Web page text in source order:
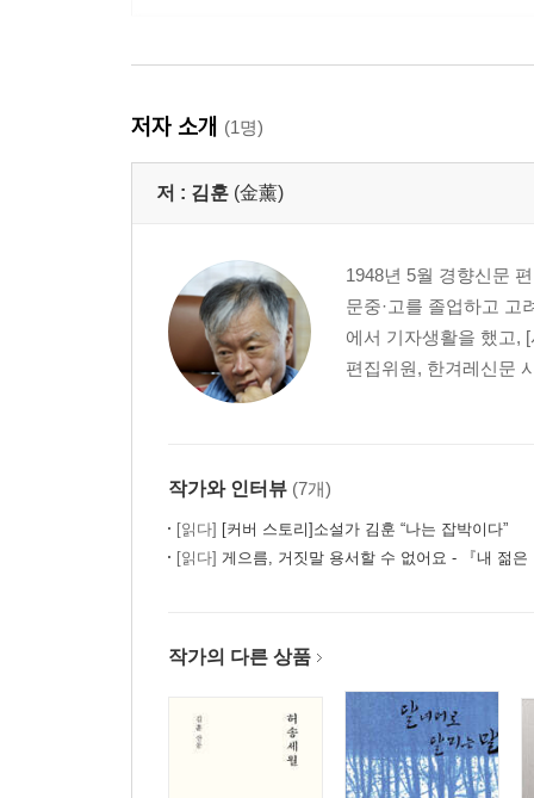
저자 소개 (1명)
저 : 김훈 (金薰)
1948년 5월 경향신문
문중·고를 졸업하고 고
에서 기자생활을 했고,
편집위원, 한겨레신문
작가와 인터뷰 (7개)
[읽다] [커버 스토리]소설가 김훈 “나는 잡박이다”
[읽다] 게으름, 거짓말 용서할 수 없어요 - 『내 젊은
작가의 다른 상품